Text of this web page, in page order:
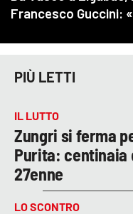
PIÙ LETTI
IL LUTTO
Zungri si ferma
Purita: centinaia
27enne
LO SCONTRO